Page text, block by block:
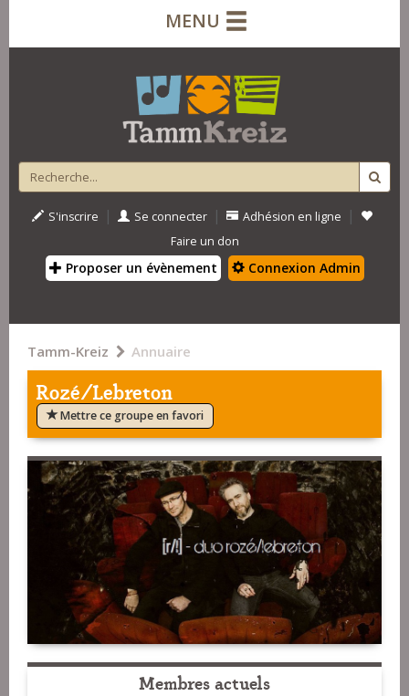
MENU
S'inscrire | Se connecter | Adhésion en ligne |
Faire un don
Proposer un évènement Connexion Admin
Tamm-Kreiz Annuaire
Rozé/Lebreton
Mettre ce groupe en favori
Membres actuels